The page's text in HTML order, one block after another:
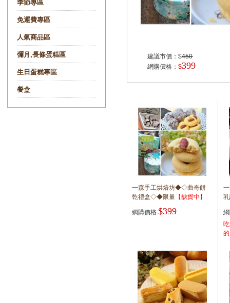
季節專區
免運費專區
人氣商品區
彌月,長條蛋糕區
生日蛋糕專區
餐盒
建議市價：$450
網購價格：$399
一森手工烘焙坊◆◇曲奇餅
乾禮盒◇◆限量 【缺貨中】
網購價格:$399